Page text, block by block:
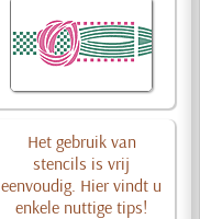
Het gebruik van
stencils is vrij
eenvoudig. Hier vindt u
enkele nuttige tips!